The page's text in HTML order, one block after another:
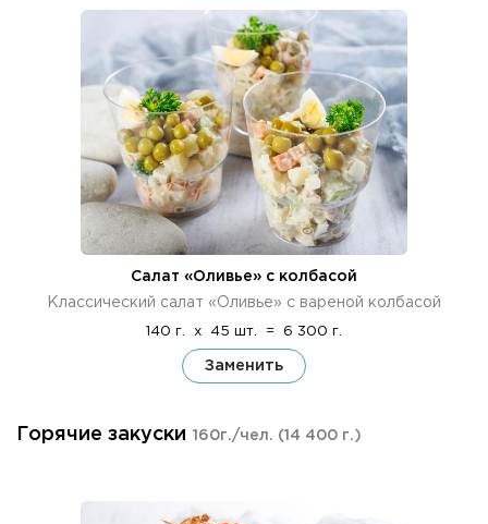
Салат «Оливье» с колбасой
Классический салат «Оливье» с вареной колбасой
140 г. x 45 шт. = 6 300 г.
Заменить
Горячие закуски 160г./чел. (14 400 г.)